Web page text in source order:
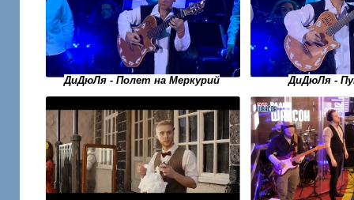
ДиДюЛя - Полет на Меркурий ДиДюЛя -